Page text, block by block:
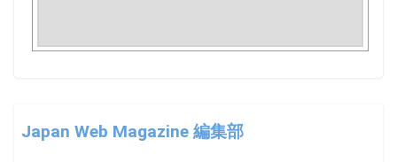
Japan Web Magazine 編集部